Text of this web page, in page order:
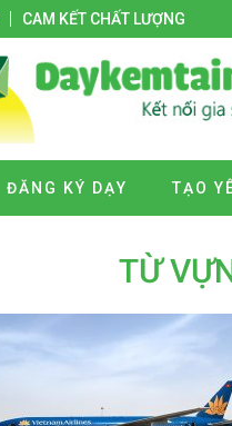
CAM KẾT CHẤT LƯỢNG
ĐĂNG KÝ DẠY TẠO
TỪ